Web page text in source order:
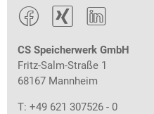
  
CS Speicherwerk GmbH
Fritz-Salm-Straße 1
68167 Mannheim
T: +49 621 307526 - 0